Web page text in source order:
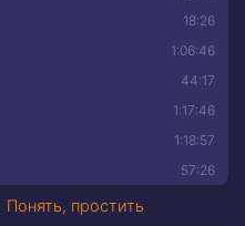
18:26
1:06:46
44:17
1:17:46
1:18:57
57:26
Понять, простить